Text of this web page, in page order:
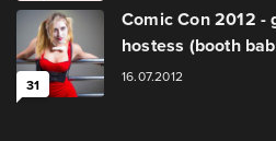
31
Comic Con 2012 -
hostess (booth
16.07.2012